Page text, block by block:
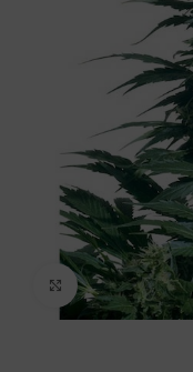
Click to enlarge